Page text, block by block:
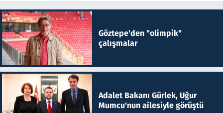
Göztepe'den "olimpik"
çalışmalar
Adalet Bakanı Gürlek, Uğur
Mumcu'nun ailesiyle görüştü